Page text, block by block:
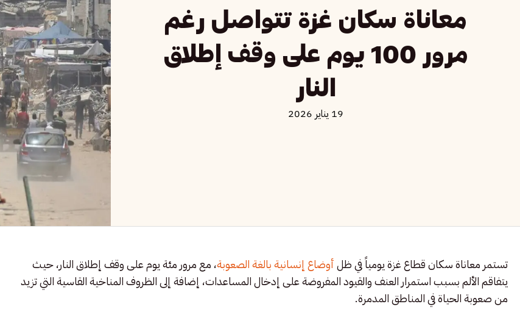
معاناة سكان غزة تتواصل رغم
مرور 100 يوم على وقف إطلاق
النار
19 يناير 2026
تستمر معاناة سكان قطاع غزة يومياً في ظلأوضاع إنسانية بالغة الصعوبة، مع مرور مئة يوم على وقف إطلاق النار، حيث
يتفاقم الألم بسبب استمرار العنف والقيود المفروضة على إدخال المساعدات، إضافة إلى الظروف المناخية القاسية التي تزيد
من صعوبة الحياة في المناطق المدمرة.